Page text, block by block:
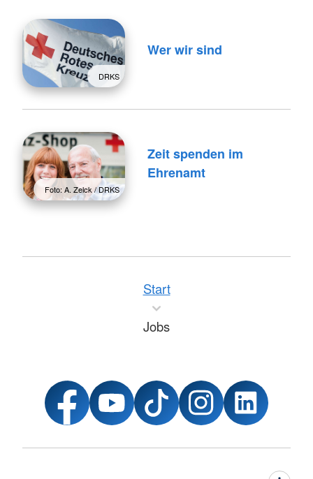
DRKS
Wer wir sind
Foto: A. Zelck / DRKS
Zeit spenden im
Ehrenamt
Start
Jobs